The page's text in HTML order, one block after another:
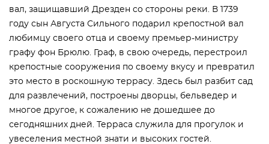
вал, защищавший Дрезден со стороны реки. В 1739
году сын Августа Сильного подарил крепостной вал
любимцу своего отца и своему премьер-министру
графу фон Брюлю. Граф, в свою очередь, перестроил
крепостные сооружения по своему вкусу и превратил
это место в роскошную террасу. Здесь был разбит сад
для развлечений, построены дворцы, бельведер и
многое другое, к сожалению не дошедшее до
сегодняшних дней. Терраса служила для прогулок и
увеселения местной знати и высоких гостей.